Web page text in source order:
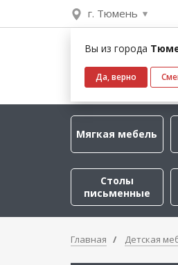
г. Тюмень
Вы из города
Да, верно
Мягкая мебель
Столы
письменные
Главная Детская